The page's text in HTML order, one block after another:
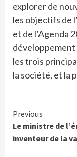
explorer de
les objectifs de
et de l’Agenda
développement
les trois
la société, et la
Continue
Reading
Previous
Le ministre de
inventeur de la